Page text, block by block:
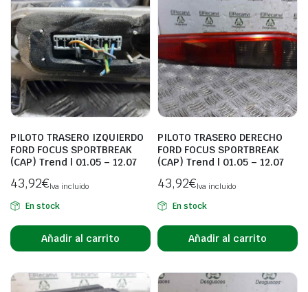
PILOTO TRASERO IZQUIERDO
FORD FOCUS SPORTBREAK
(CAP) Trend | 01.05 – 12.07
43,92€Iva incluido
En stock
Añadir al carrito
PILOTO TRASERO DERECHO
FORD FOCUS SPORTBREAK
(CAP) Trend | 01.05 – 12.07
43,92€Iva incluido
En stock
Añadir al carrito